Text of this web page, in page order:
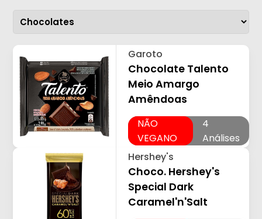
Garoto
Chocolate Talento
Meio Amargo
Amêndoas
NÃO
VEGANO
4
Análises
Hershey's
Choco. Hershey's
Special Dark
Caramel'n'Salt